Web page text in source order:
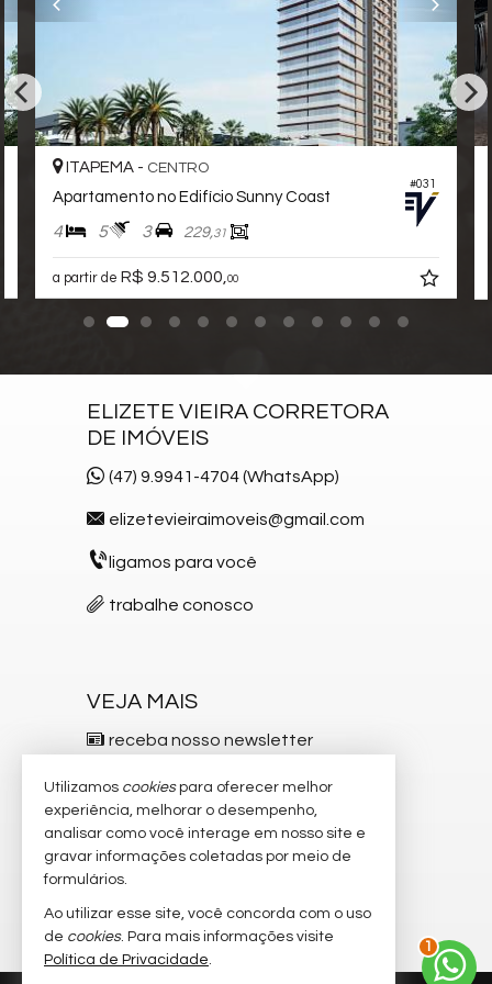
direito duplo dividida em 2 pavimentos. Entregue
mobiliada, decorada, equipada, climatizada e
sonorizada.
LAZER TÉRREO:
Área externa:
- Piscina adulto c/ raia de 23 metros
- Piscina infantil
- Prainha
- Deck piscina
- Longe garden
Área interna:
- Lobby e bar
- Lounge e salão de festas
LAZER PRIMEIRO ANDAR:
- Sala de jogos
- Lounge superior
- Terraço gourmet
DIFERENCIAIS DE SUSTENTABILIDADE:
limpeza
- Reservatório p/ contenção de água da chuva
#031
ITAPEMA - CENTRO
Apartamento no Edifício Sunny Coast
4 5 3 229,31
a partir de R$ 9.512.000, 00
ELIZETE VIEIRA CORRETORA
DE IMÓVEIS
(47) 9.9941-4704 (WhatsApp)
elizetevieiraimoveis@gmail.com
ligamos para você
trabalhe conosco
VEJA MAIS
receba nosso newsletter
indicadores financeiros
cadastre seu imóvel
imóveis favoritos
mapa de imóveis
Utilizamos cookiespara oferecer melhor
experiência, melhorar o desempenho,
analisar como você interage em nosso site e
gravar informações coletadas por meio de
formulários.
Ao utilizar esse site, você concorda com o uso
de cookies. Para mais informações visite
Política de Privacidade.